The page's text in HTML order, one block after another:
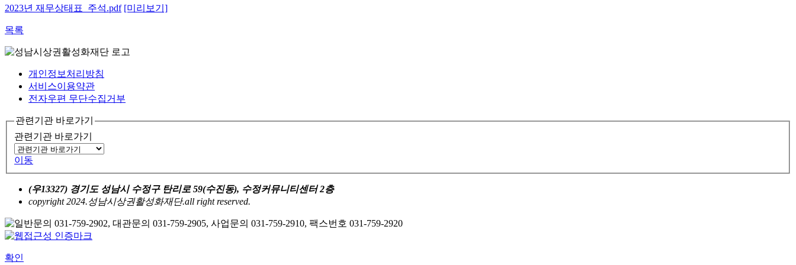
2023년 재무상태표_주석.pdf [미리보기]
목록
개인정보처리방침
서비스이용약관
전자우편 무단수집거부
관련기관 바로가기
관련기관 바로가기
이동
(우13327) 경기도 성남시 수정구 탄리로 59(수진동), 수정커뮤니티센터 2층
copyright 2024.성남시상권활성화재단.all right reserved.
확인